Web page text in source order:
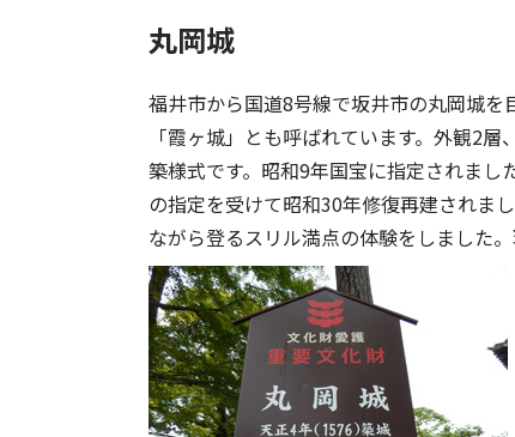
丸岡城
福井市から国道8号線で坂井市の丸岡城
「霞ヶ城」とも呼ばれています。外観2
築様式です。昭和9年国宝に指定されま
の指定を受けて昭和30年修復再建されま
ながら登るスリル満点の体験をしました